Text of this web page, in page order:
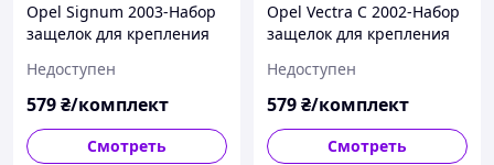
Opel Signum 2003-Набор
защелок для крепления
комплектект, арт. DA-
15338
Недоступен
579₴/комплект
Смотреть
Opel Vectra C 2002-Набор
защелок для крепления
комплектект, арт. DA-
15339
Недоступен
579₴/комплект
Смотреть